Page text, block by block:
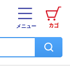
カゴ
メニュー